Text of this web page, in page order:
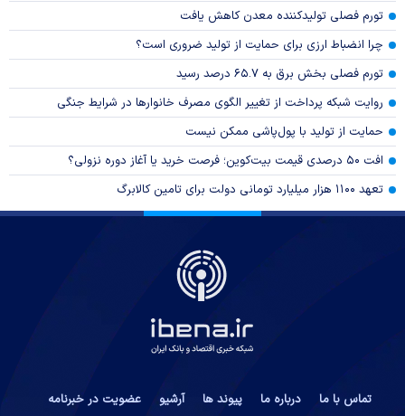
تورم فصلی تولیدکننده معدن کاهش یافت
چرا انضباط ارزی برای حمایت از تولید ضروری است؟
تورم فصلی بخش برق به ۶۵.۷ درصد رسید
روایت شبکه پرداخت از تغییر الگوی مصرف خانوار‌ها در شرایط جنگی
حمایت از تولید با پول‌پاشی ممکن نیست
افت ۵۰ درصدی قیمت بیت‌کوین؛ فرصت خرید یا آغاز دوره نزولی؟
تعهد ۱۱۰۰ هزار میلیارد تومانی دولت برای تامین کالابرگ
تماس با ما درباره ما پیوند ها آرشیو عضویت در خبرنامه